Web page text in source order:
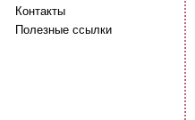
Контакты
Полезные ссылки